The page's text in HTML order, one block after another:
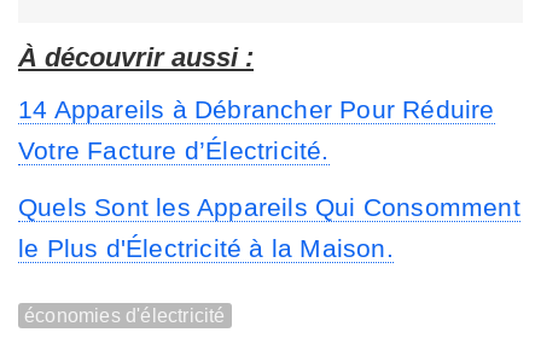
À découvrir aussi :
14 Appareils à Débrancher Pour Réduire
Votre Facture d’Électricité.
Quels Sont les Appareils Qui Consomment
le Plus d'Électricité à la Maison.
économies d'électricité